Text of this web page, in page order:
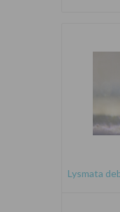
Lysmata